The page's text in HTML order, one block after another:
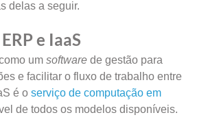
delas a seguir.
e IaaS
um software de gestão para
e facilitar o fluxo de trabalho entre
é o serviço de computação em
de todos os modelos disponíveis.